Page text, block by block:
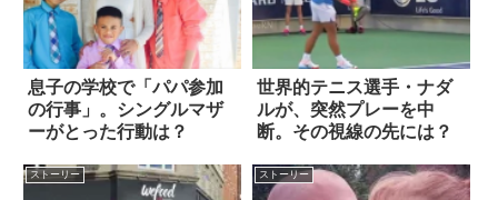
息子の学校で「パパ参加
の行事」。シングルマザ
ーがとった行動は？
世界的テニス選手・ナダ
ルが、突然プレーを中
断。その視線の先には？
ストーリー ストーリー